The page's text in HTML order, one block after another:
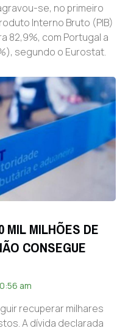
se, no primeiro
Interno Bruto (PIB)
82,9%, com Portugal a
segundo o Eurostat.
MIL MILHÕES DE
CONSEGUE
am
recuperar milhares
A dívida declarada